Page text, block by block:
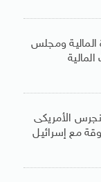
المالية ومجلس
الأمريكى
مع إسرائيل